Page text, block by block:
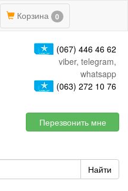
Корзина 0
(067) 446 46 62
viber, telegram,
whatsapp
(063) 272 10 76
Перезвонить мне
Найти